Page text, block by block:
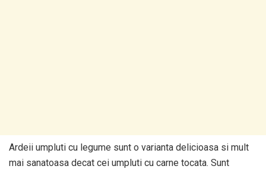
Ardeii umpluti cu legume sunt o varianta delicioasa si mult
mai sanatoasa decat cei umpluti cu carne tocata. Sunt